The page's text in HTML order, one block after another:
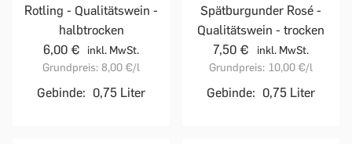
Rotling - Qualitätswein -
halbtrocken
6,00 €
inkl. MwSt.
Grundpreis: 8,00 €/l
Gebinde: 0,75 Liter
Spätburgunder Rosé -
Qualitätswein - trocken
7,50 €
inkl. MwSt.
Grundpreis: 10,00 €/l
Gebinde: 0,75 Liter